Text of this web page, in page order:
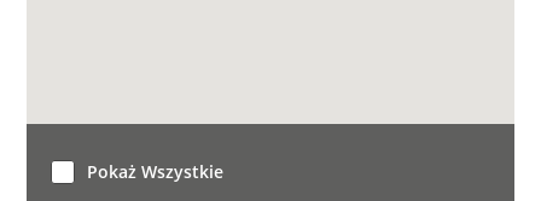
Pokaż Wszystkie